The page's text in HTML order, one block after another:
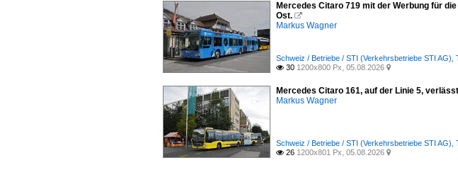
Mercedes Citaro 719 mit der Werbung für
Ost. 
Markus Wagner
Schweiz / Betriebe / STI (Verkehrsbetriebe STI AG),
 30 1200x800 Px, 05.08.2026 
Mercedes Citaro 161, auf der Linie 5,
Markus Wagner
Schweiz / Betriebe / STI (Verkehrsbetriebe STI AG),
 26 1200x801 Px, 05.08.2026 